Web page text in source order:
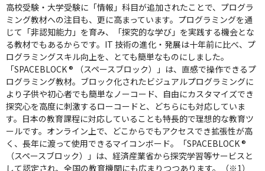
高校受験・大学受験に「情報」科目が追加されたことで、プログラ
ミング教材への注目も、更に高まっています。プログラミングを通
じて「非認知能力」を育み、「探究的な学び」を実践する機会とな
る教材でもあるからです。IT 技術の進化・発展は十年前に比べ、プ
ログラミングスキル向上を、とても簡単なものにしました。
「SPACEBLOCK ® （スペースブロック）」は、直感で操作できるプ
ログラミング教材。ブロック化されたビジュアルプログラミングに
より子供や初心者でも簡単なノーコード、自由にカスタマイズでき
探究心を高度に刺激するローコードと、どちらにも対応していま
す。日本の教育課程に対応していることも特長的で理想的な教育ツ
ールです。オンライン上で、どこからでもアクセスでき拡張性が高
く、長年に渡って使用できるマイコンボード。「SPACEBLOCK ®
（スペースブロック）」は、経済産業省から探究学習等サービスと
して認定され、全国の教育機関にも広まりつつあります。（※1）